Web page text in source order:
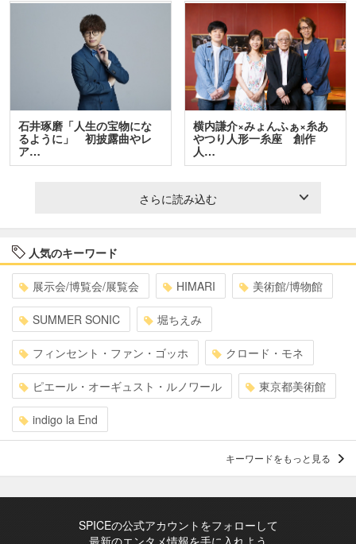
石井琢磨「人生の宝物にな
るように」 初披露曲やレ
ア…
横内謙介×みょんふぁ×糸あ
やつり人形一糸座 創作
人…
さらに読み込む
人気のキーワード
展示会/博覧会/展覧会 HIMARI 美術館/博物館
SUMMER SONIC 堀ちえみ
フィンセント・ファン・ゴッホ クロード・モネ
ピエール・オーギュスト・ルノワール 東京都美術館
indigo la End
キーワードをもっと見る
SPICEの公式アカウントをフォローして
最新のエンタメ情報を手に入れよう